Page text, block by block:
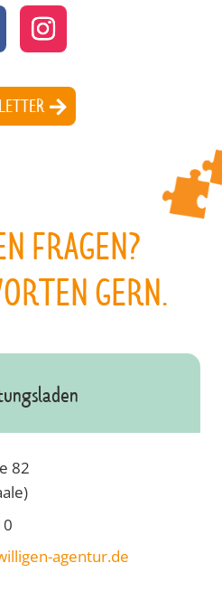
FRAGEN?
GERN.
82
agentur.de